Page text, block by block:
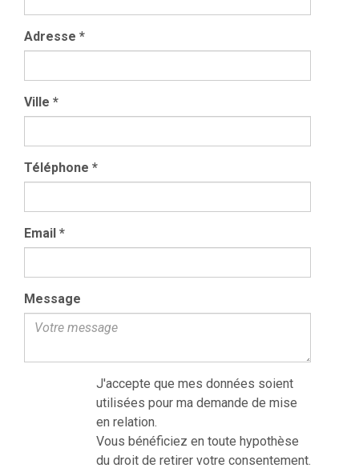
Adresse *
Ville *
Téléphone *
Email *
Message
J'accepte que mes données soient
utilisées pour ma demande de mise
en relation.
Vous bénéficiez en toute hypothèse
du droit de retirer votre consentement.